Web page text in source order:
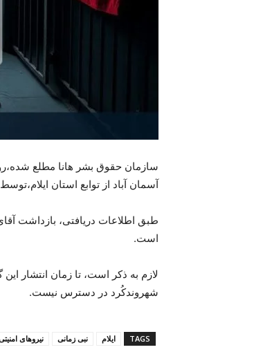
آسمان آباد از توابع استان
طبق اطلاعات دریافتی، بازداشت
است.
لازم بە ذکر است، تا زمان انتشار
شهروندکُرد در دسترس نیست.
TAGS ایلام نبی زمانی نیروهای